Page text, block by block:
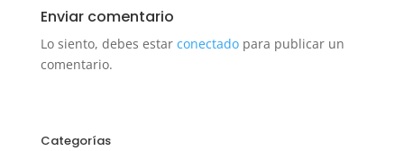
Enviar comentario
Lo siento, debes estar conectadopara publicar un
comentario.
Categorías